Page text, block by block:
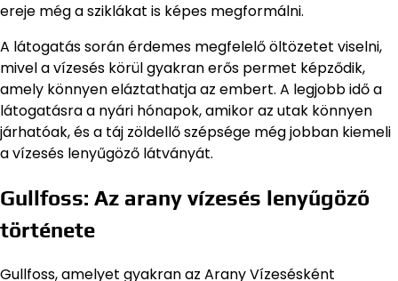
ereje még a sziklákat is képes megformálni.
A látogatás során érdemes megfelelő öltözetet viselni,
mivel a vízesés körül gyakran erős permet képződik,
amely könnyen eláztathatja az embert. A legjobb idő a
látogatásra a nyári hónapok, amikor az utak könnyen
járhatóak, és a táj zöldellő szépsége még jobban kiemeli
a vízesés lenyűgöző látványát.
Gullfoss: Az arany vízesés lenyűgöző
története
Gullfoss, amelyet gyakran az Arany Vízesésként